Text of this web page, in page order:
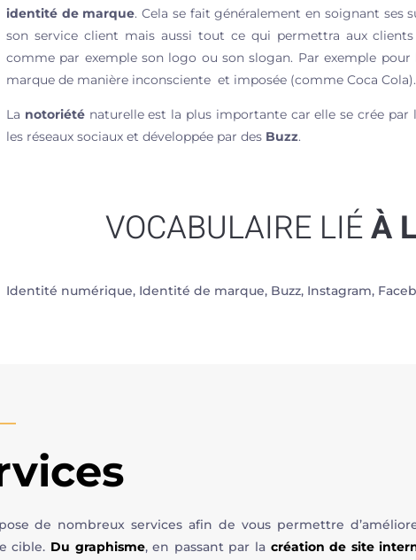
identité de marque. Cela se fait généralement en soignant ses
son service client mais aussi tout ce qui permettra aux
comme par exemple son logo ou son slogan. Par exemple
marque de manière inconsciente et imposée (comme Coca Cola).
La notoriéténaturelle est la plus importante car elle se crée par
les réseaux sociaux et développée par des Buzz.
VOCABULAIRE LIÉÀ
Identité numérique, Identité de marque, Buzz, Instagram,
de nombreux services afin de vous permettre
cible. Du graphisme, en passant par la création de site